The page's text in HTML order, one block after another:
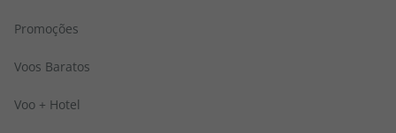
Promoções
Voos Baratos
Voo + Hotel